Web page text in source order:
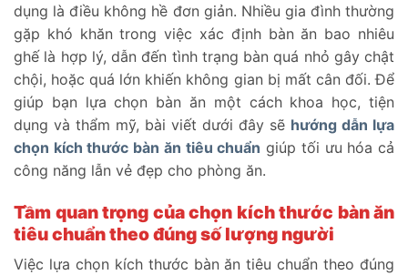
dụng là điều không hề đơn giản. Nhiều gia đình thường
gặp khó khăn trong việc xác định bàn ăn bao nhiêu
ghế là hợp lý, dẫn đến tình trạng bàn quá nhỏ gây chật
chội, hoặc quá lớn khiến không gian bị mất cân đối. Để
giúp bạn lựa chọn bàn ăn một cách khoa học, tiện
dụng và thẩm mỹ, bài viết dưới đây sẽ hướng dẫn lựa
chọn kích thước bàn ăn tiêu chuẩn giúp tối ưu hóa cả
công năng lẫn vẻ đẹp cho phòng ăn.
Tầm quan trọng của chọn kích thước bàn ăn
tiêu chuẩn theo đúng số lượng người
Việc lựa chọn kích thước bàn ăn tiêu chuẩn theo đúng